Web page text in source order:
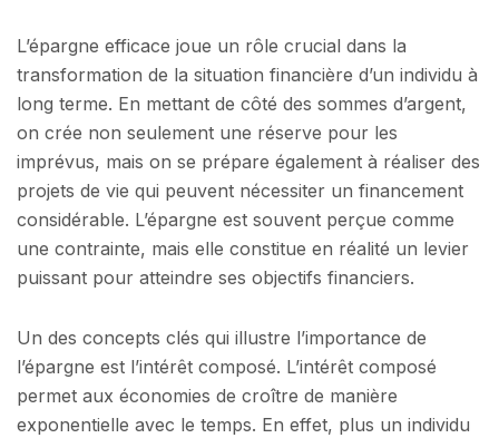
L’épargne efficace joue un rôle crucial dans la
transformation de la situation financière d’un individu à
long terme. En mettant de côté des sommes d’argent,
on crée non seulement une réserve pour les
imprévus, mais on se prépare également à réaliser des
projets de vie qui peuvent nécessiter un financement
considérable. L’épargne est souvent perçue comme
une contrainte, mais elle constitue en réalité un levier
puissant pour atteindre ses objectifs financiers.
Un des concepts clés qui illustre l’importance de
l’épargne est l’intérêt composé. L’intérêt composé
permet aux économies de croître de manière
exponentielle avec le temps. En effet, plus un individu